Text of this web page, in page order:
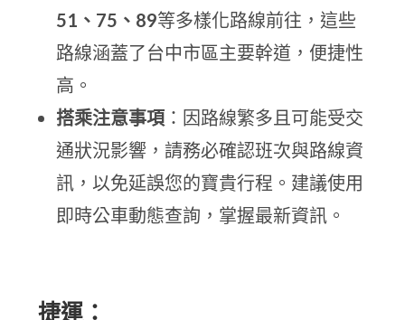
51、75、89等多樣化路線前往，這些
路線涵蓋了台中市區主要幹道，便捷性
高。
搭乘注意事項 ：因路線繁多且可能受交
通狀況影響，請務必確認班次與路線資
訊，以免延誤您的寶貴行程。建議使用
即時公車動態查詢，掌握最新資訊。
捷運：